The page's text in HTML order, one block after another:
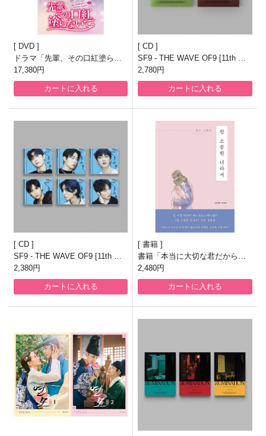
DVD
ドラマ「先輩、その口紅塗らな
いで」DVD BOX2
17,380円
カートに入れる
CD
SF9 - THE WAVE OF9 [11th Min
i Album/2種のうち1種ランダム発
送]
2,780円
カートに入れる
CD
SF9 - THE WAVE OF9 [11th Min
i Album/JEWEL CASE ver./6種
のうち1種ランダム発送]
2,380円
カートに入れる
書籍
書籍「本当に大切な君だから」
[韓国版]
2,480円
カートに入れる